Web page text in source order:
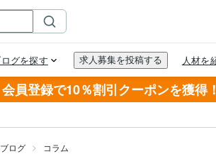
会員登録で10％割引クーポンを獲得！
ブログ コラム